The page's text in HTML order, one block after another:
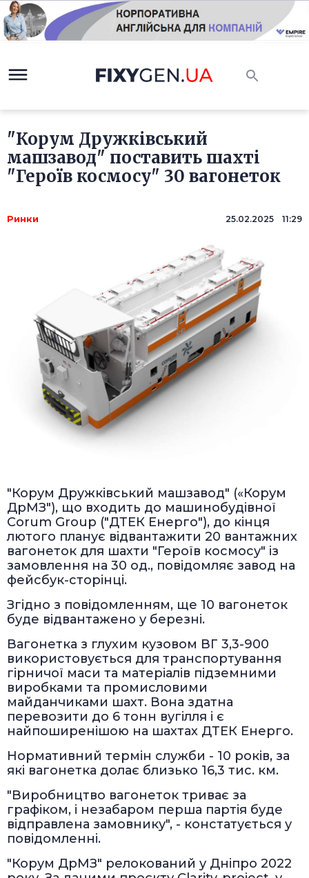
"Корум Дружківський
машзавод" поставить шахті
"Героїв космосу" 30 вагонеток
Ринки 25.02.2025 11:29
"Корум Дружківський машзавод" («Корум
ДрМЗ"), що входить до машинобудівної
Corum Group ("ДТЕК Енерго"), до кінця
лютого планує відвантажити 20 вантажних
вагонеток для шахти "Героїв космосу" із
замовлення на 30 од., повідомляє завод на
фейсбук-сторінці.
Згідно з повідомленням, ще 10 вагонеток
буде відвантажено у березні.
Вагонетка з глухим кузовом ВГ 3,3-900
використовується для транспортування
гірничої маси та матеріалів підземними
виробками та промисловими
майданчиками шахт. Вона здатна
перевозити до 6 тонн вугілля і є
найпоширенішою на шахтах ДТЕК Енерго.
Нормативний термін служби - 10 років, за
які вагонетка долає близько 16,3 тис. км.
"Виробництво вагонеток триває за
графіком, і незабаром перша партія буде
відправлена замовнику", - констатується у
повідомленні.
"Корум ДрМЗ" релокований у Дніпро 2022